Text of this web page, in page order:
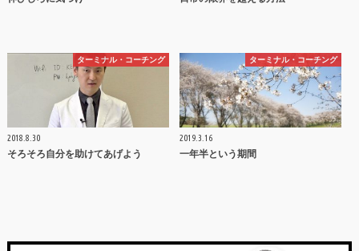
ターミナル・コーチング
2018.8.30
そろそろ自分を助けてあげよう
ターミナル・コーチング
2019.3.16
一年半という期間